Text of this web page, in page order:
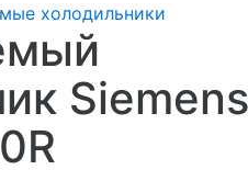
холодильники
Siemens